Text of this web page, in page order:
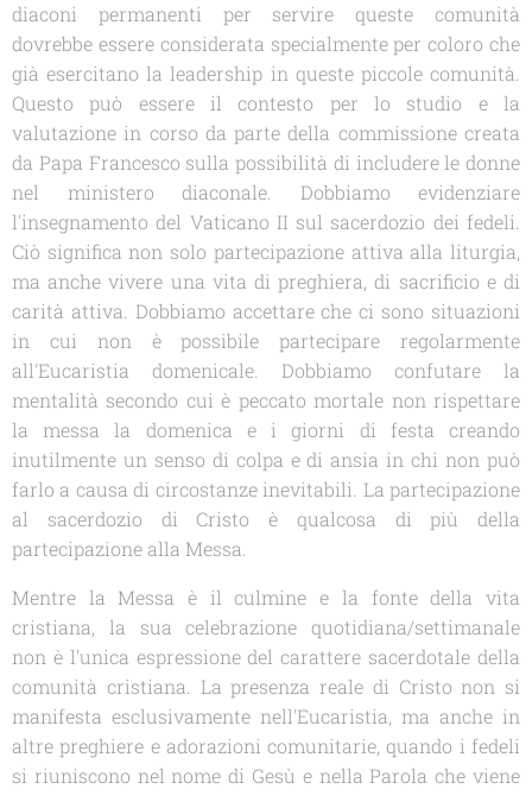
diaconi permanenti per servire queste comunità
dovrebbe essere considerata specialmente per coloro che
già esercitano la leadership in queste piccole comunità.
Questo può essere il contesto per lo studio e la
valutazione in corso da parte della commissione creata
da Papa Francesco sulla possibilità di includere le donne
nel ministero diaconale. Dobbiamo evidenziare
l'insegnamento del Vaticano II sul sacerdozio dei fedeli.
Ciò significa non solo partecipazione attiva alla liturgia,
ma anche vivere una vita di preghiera, di sacrificio e di
carità attiva. Dobbiamo accettare che ci sono situazioni
in cui non è possibile partecipare regolarmente
all'Eucaristia domenicale. Dobbiamo confutare la
mentalità secondo cui è peccato mortale non rispettare
la messa la domenica e i giorni di festa creando
inutilmente un senso di colpa e di ansia in chi non può
farlo a causa di circostanze inevitabili. La partecipazione
al sacerdozio di Cristo è qualcosa di più della
partecipazione alla Messa.
Mentre la Messa è il culmine e la fonte della vita
cristiana, la sua celebrazione quotidiana/settimanale
non è l'unica espressione del carattere sacerdotale della
comunità cristiana. La presenza reale di Cristo non si
manifesta esclusivamente nell'Eucaristia, ma anche in
altre preghiere e adorazioni comunitarie, quando i fedeli
si riuniscono nel nome di Gesù e nella Parola che viene